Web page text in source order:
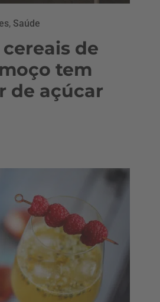
, Saúde
de
tem
de açúcar